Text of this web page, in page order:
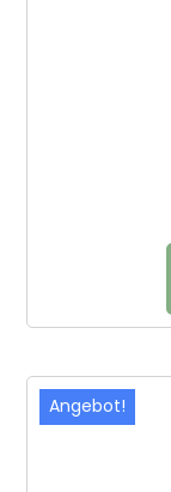
Angebot!